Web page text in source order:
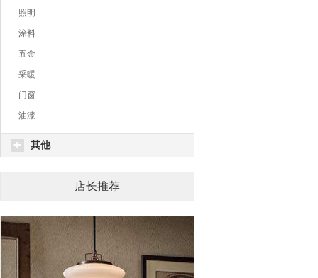
照明
涂料
五金
采暖
门窗
油漆
其他
店长推荐